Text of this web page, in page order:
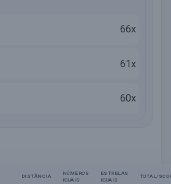
66x
61x
60x
DISTÂNCIA
NÚMEROS
IGUAIS
ESTRELAS
IGUAIS
TOTAL/